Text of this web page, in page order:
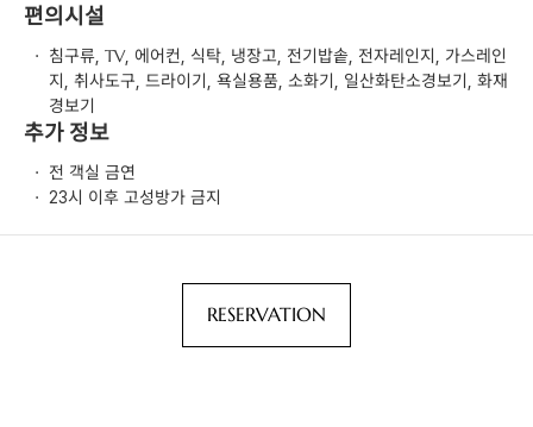
편의시설
·
침구류, TV, 에어컨, 식탁, 냉장고, 전기밥솥, 전자레인지, 가스레인
지, 취사도구, 드라이기, 욕실용품, 소화기, 일산화탄소경보기, 화재
경보기
추가 정보
·
전 객실 금연
·
23시 이후 고성방가 금지
RESERVATION